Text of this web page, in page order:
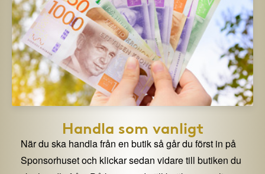
Handla som vanligt
När du ska handla från en butik så går du först in på
Sponsorhuset och klickar sedan vidare till butiken du